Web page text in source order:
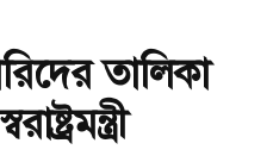
তালিকা